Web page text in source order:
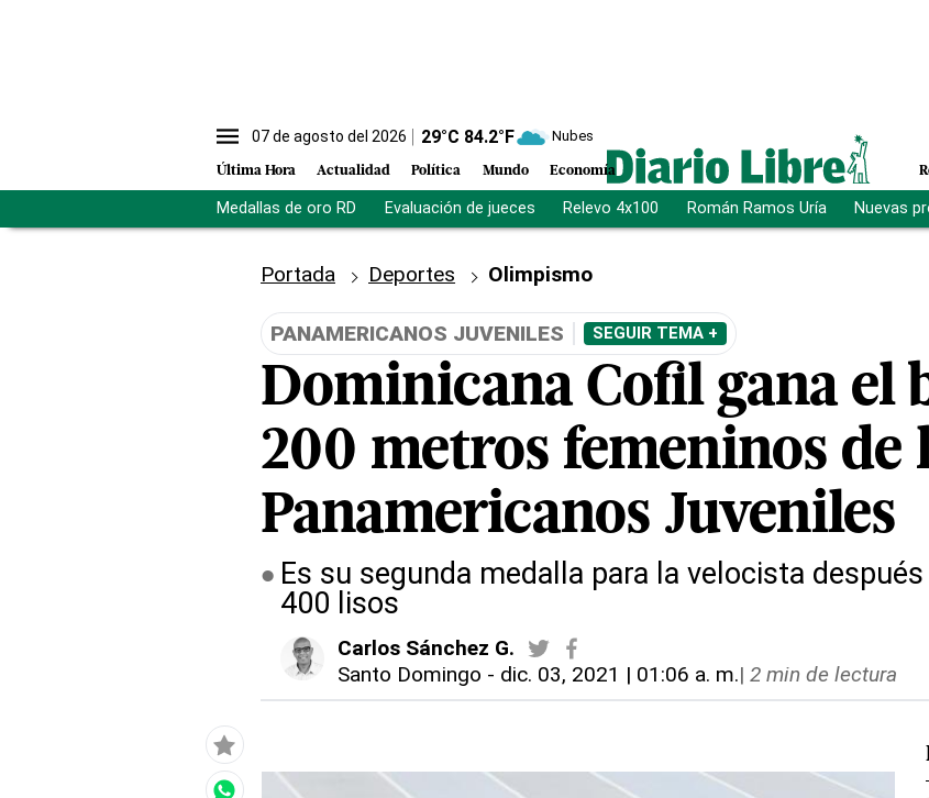
07 de agosto del 2026 29°C 84.2°F Nubes
Última Hora Actualidad Política Mundo Economía
Medallas de oro RD Evaluación de jueces Relevo 4x100 Román Ramos Uría Nuevas
Portada Deportes Olimpismo
PANAMERICANOS JUVENILES SEGUIR TEMA +
Dominicana Cofil gana el
200 metros femeninos de
Panamericanos Juveniles
Es su segunda medalla para la velocista
400 lisos
Carlos Sánchez G.
Santo Domingo - dic. 03, 2021 | 01:06 a. m.| 2 min de lectura